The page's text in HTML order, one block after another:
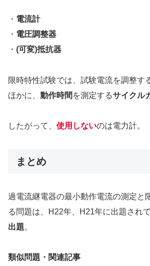
・ 電流計
・ 電圧調整器
・ (可変)抵抗器
限時特性試験では、試験電流を調整す
ほかに、 動作時間 を測定するサイクル
したがって、 使用しないのは電力計。
まとめ
過電流継電器の最小動作電流の測定と
る問題は、H22年、H21年に出題され
出題。
類似問題・関連記事